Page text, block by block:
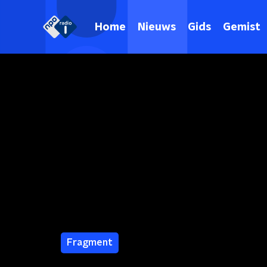
Home Nieuws Gids Gemist
Fragment